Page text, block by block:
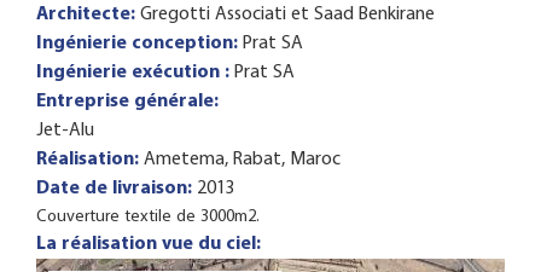
Architecte:Gregotti Associati et Saad Benkirane
Ingénierie conception:Prat SA
Ingénierie exécution :Prat SA
Entreprise générale:
Jet-Alu
Réalisation:Ametema, Rabat, Maroc
Date de livraison: 2013
Couverture textile de 3000m2.
La réalisation vue du ciel: